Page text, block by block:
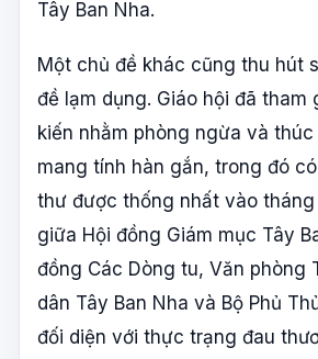
Tây Ban Nha.
Một chủ đề khác cũng thu hút
đề lạm dụng. Giáo hội đã tham
kiến nhằm phòng ngừa và
mang tính hàn gắn, trong đó
thư được thống nhất vào tháng
giữa Hội đồng Giám mục Tây
đồng Các Dòng tu, Văn phòng
dân Tây Ban Nha và Bộ Phủ
đối diện với thực trạng đau